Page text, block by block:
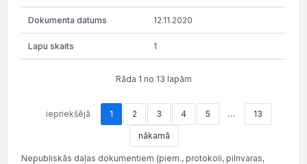
12.11.2020
1
Rāda 1 no 13 lapām
iepriekšējā 1 2 3 4 5 … 13
nākamā
Nepubliskās daļas dokumentiem (piem., protokoli, pilnvaras,